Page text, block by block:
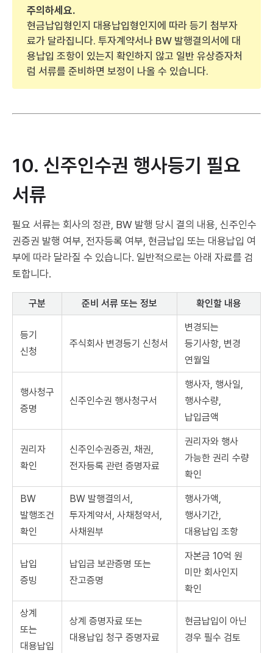
주의하세요.
현금납입형인지 대용납입형인지에 따라 등기 첨부자
료가 달라집니다. 투자계약서나 BW 발행결의서에 대
용납입 조항이 있는지 확인하지 않고 일반 유상증자처
럼 서류를 준비하면 보정이 나올 수 있습니다.
10. 신주인수권 행사등기 필요
서류
필요 서류는 회사의 정관, BW 발행 당시 결의 내용, 신주인수
권증권 발행 여부, 전자등록 여부, 현금납입 또는 대용납입 여
부에 따라 달라질 수 있습니다. 일반적으로는 아래 자료를 검
토합니다.
구분 준비 서류 또는 정보 확인할 내용
등기
신청
주식회사 변경등기 신청서
변경되는
등기사항, 변경
연월일
행사청구
증명
신주인수권 행사청구서
행사자, 행사일,
행사수량,
납입금액
권리자
확인
신주인수권증권, 채권,
전자등록 관련 증명자료
권리자와 행사
가능한 권리 수량
확인
BW
발행조건
확인
BW 발행결의서,
투자계약서, 사채청약서,
사채원부
행사가액,
행사기간,
대용납입 조항
납입
증빙
납입금 보관증명 또는
잔고증명
자본금 10억 원
미만 회사인지
확인
상계
또는
대용납입
상계 증명자료 또는
대용납입 청구 증명자료
현금납입이 아닌
경우 필수 검토